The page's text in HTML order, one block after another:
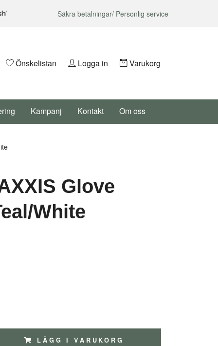
Säkra betalningar/ Personlig service
Önskelistan Logga in Varukorg
Kampanj Kontakt Om oss
Glove
White
LÄGG I VARUKORG